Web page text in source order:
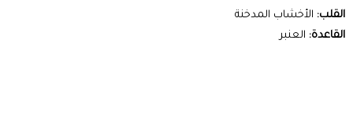
القلب: الأخشاب المدخنة
القاعدة: العنبر